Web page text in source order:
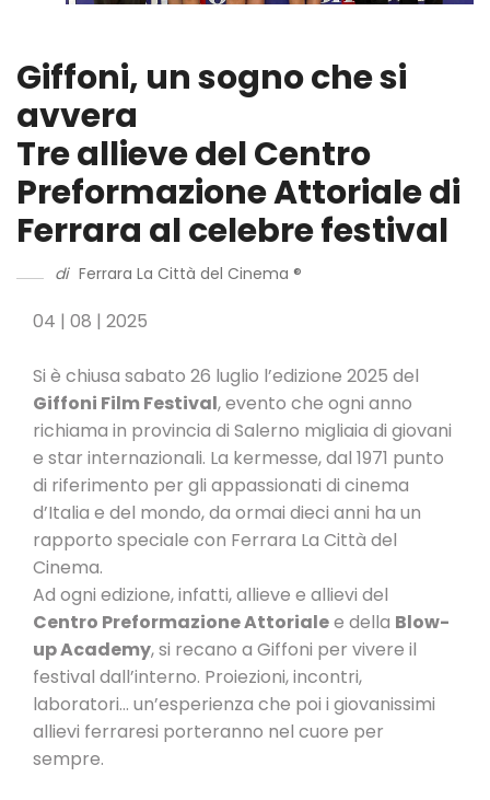
Giffoni, un sogno che si
avvera
Tre allieve del Centro
Preformazione Attoriale di
Ferrara al celebre festival
di Ferrara La Città del Cinema ®
04 | 08 | 2025
Si è chiusa sabato 26 luglio l’edizione 2025 del
Giffoni Film Festival, evento che ogni anno
richiama in provincia di Salerno migliaia di giovani
e star internazionali. La kermesse, dal 1971 punto
di riferimento per gli appassionati di cinema
d’Italia e del mondo, da ormai dieci anni ha un
rapporto speciale con Ferrara La Città del
Cinema.
Ad ogni edizione, infatti, allieve e allievi del
Centro Preformazione Attorialee della Blow-
up Academy, si recano a Giffoni per vivere il
festival dall’interno. Proiezioni, incontri,
laboratori… un’esperienza che poi i giovanissimi
allievi ferraresi porteranno nel cuore per
sempre.